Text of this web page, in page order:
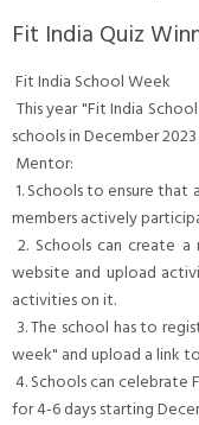
Fit India Quiz
Fit India School Week
This year "Fit India
schools in December 2023
Mentor:
1. Schools to ensure that
members actively
2. Schools can create
website and upload
activities on it.
3. The school has to
week" and upload a link
4. Schools can celebrate
for 4-6 days starting